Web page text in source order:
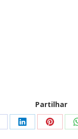
Partilhar